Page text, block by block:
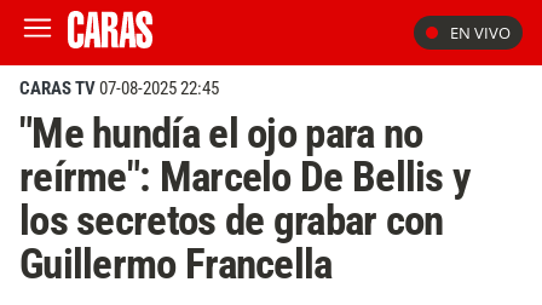
EN VIVO
CARAS TV07-08-2025 22:45
"Me hundía el ojo para no
reírme": Marcelo De Bellis y
los secretos de grabar con
Guillermo Francella